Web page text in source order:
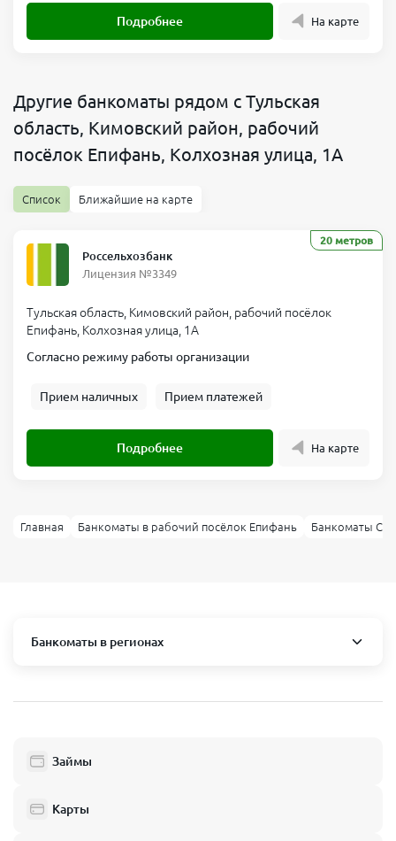
Подробнее На карте
Другие банкоматы рядом с Тульская
область, Кимовский район, рабочий
посёлок Епифань, Колхозная улица, 1А
Список Ближайшие на карте
20 метров
Россельхозбанк
Лицензия №3349
Тульская область, Кимовский район, рабочий посёлок
Епифань, Колхозная улица, 1А
Согласно режиму работы организации
Прием наличных Прием платежей
Подробнее На карте
Главная Банкоматы в рабочий посёлок Епифань Банкоматы
Банкоматы в регионах
Балашиха
Одинцово
Займы
Карты